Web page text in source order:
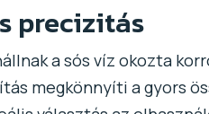
precizitás
a sós víz okozta
megkönnyíti a gyors